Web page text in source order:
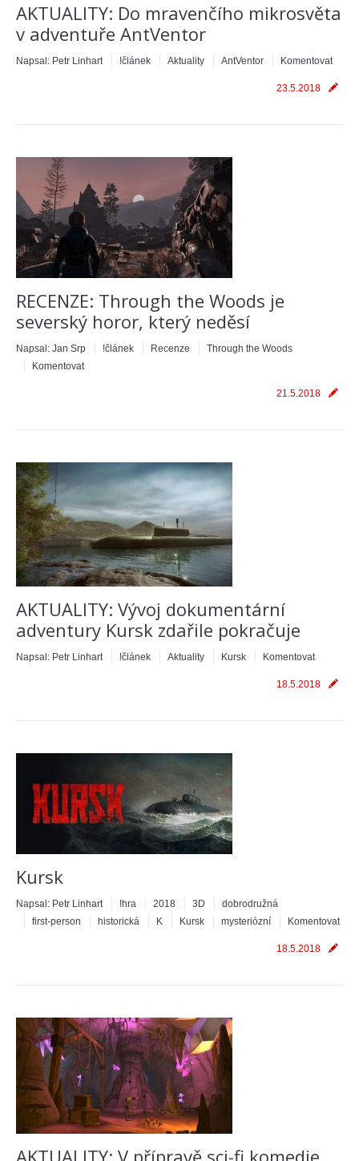
AKTUALITY: Do mravenčího mikrosvěta
v adventuře AntVentor
Napsal: Petr Linhart !článek Aktuality AntVentor Komentovat
23.5.2018
RECENZE: Through the Woods je
severský horor, který neděsí
Napsal: Jan Srp !článek Recenze
Through the Woods
Komentovat
21.5.2018
AKTUALITY: Vývoj dokumentární
adventury Kursk zdařile pokračuje
Napsal: Petr Linhart !článek Aktuality Kursk Komentovat
18.5.2018
Kursk
Napsal: Petr Linhart !hra 2018 3D
dobrodružná
first-person
historická K Kursk mysteriózní Komentovat
18.5.2018
AKTUALITY: V přípravě sci-fi komedie